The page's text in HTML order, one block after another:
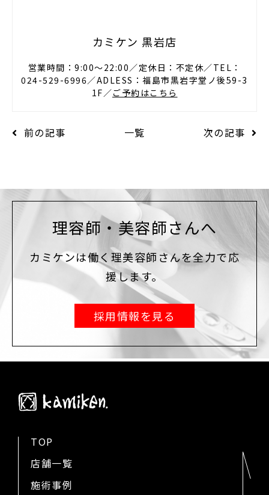
カミケン 黒岩店
営業時間：9:00〜22:00／定休日：不定休／TEL：
024-529-6996／ADLESS：福島市黒岩字堂ノ後59-3
1F／ご予約はこちら
前の記事 一覧 次の記事
理容師・美容師さんへ
カミケンは働く理美容師さんを全力で応
援します。
採用情報を見る
TOP
店舗一覧
施術事例